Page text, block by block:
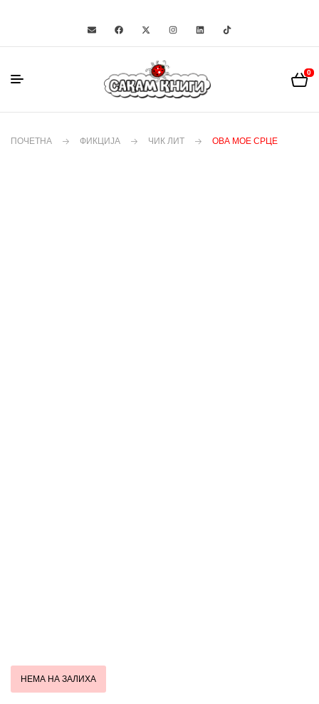
0
ПОЧЕТНА ФИКЦИЈА ЧИК ЛИТ ОВА МОЕ СРЦЕ
НЕМА НА ЗАЛИХА